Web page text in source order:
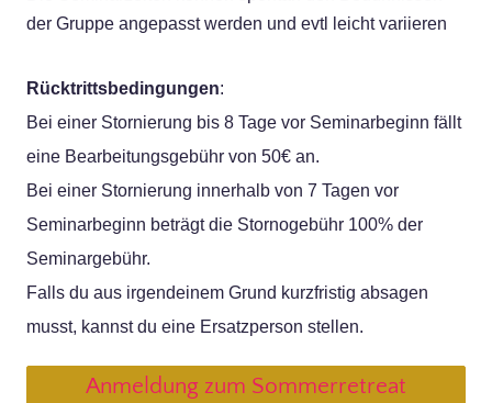
der Gruppe angepasst werden und evtl leicht variieren
Rücktrittsbedingungen:
Bei einer Stornierung bis 8 Tage vor Seminarbeginn fällt
eine Bearbeitungsgebühr von 50€ an.
Bei einer Stornierung innerhalb von 7 Tagen vor
Seminarbeginn beträgt die Stornogebühr 100% der
Seminargebühr.
Falls du aus irgendeinem Grund kurzfristig absagen
musst, kannst du eine Ersatzperson stellen.
Anmeldung zum Sommerretreat